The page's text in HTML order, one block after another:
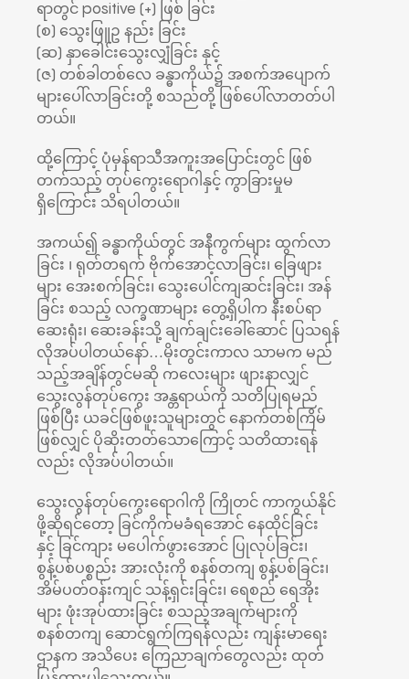
ရာတွင် positive (+) ဖြစ် ခြင်း
(စ) သွေးဖြူဥ နည်း ခြင်း
(ဆ) နှာခေါင်းသွေးလျှံခြင်း နှင့်
(ဇ) တစ်ခါတစ်လေ ခန္ဓာကိုယ်၌ အစက်အပျောက်
များပေါ်လာခြင်းတို့ စသည်တို့ ဖြစ်ပေါ်လာတတ်ပါ
တယ်။
ထို့ကြောင့် ပုံမှန်ရာသီအကူးအပြောင်းတွင် ဖြစ်
တက်သည့် တုပ်ကွေးရောဂါနှင့် ကွာခြားမှုမ
ရှိ‌ကြောင်း သိရပါတယ်။
အကယ်၍ ခန္ဓာကိုယ်တွင် အနီကွက်များ ထွက်လာ
ခြင်း ၊ ရုတ်တရက် ဗိုက်အောင့်လာခြင်း၊ ခြေဖျား
များ အေးစက်ခြင်း၊ သွေးပေါင်ကျဆင်းခြင်း၊ အန်
ခြင်း စသည့် လက္ခဏာများ တွေ့ရှိပါက နီးစပ်ရာ
ဆေးရုံး၊ ဆေးခန်းသို့ ချက်ချင်းခေါ်ဆောင် ပြသရန်
လိုအပ်ပါတယ်နော်…မိုးတွင်းကာလ သာမက မည်
သည့်အချိန်တွင်မဆို ကလေးများ ဖျားနာလျှင်
သွေးလွန်တုပ်ကွေး အန္တရာယ်ကို သတိပြုရမည်
ဖြစ်ပြီး ယခင်ဖြစ်ဖူးသူများတွင် နောက်တစ်ကြိမ်
ဖြစ်လျှင် ပိုဆိုးတတ်သောကြောင့် သတိထားရန်
လည်း လိုအပ်ပါတယ်။
သွေးလွန်တုပ်ကွေးရောဂါကို ကြိုတင် ကာကွယ်နိုင်
ဖို့ဆိုရင်တော့ ခြင်ကိုက်မခံရအောင် နေထိုင်ခြင်း
နှင့် ခြင်ကျား မပေါက်ဖွားအောင် ပြုလုပ်ခြင်း၊
စွန့်ပစ်ပစ္စည်း အားလုံးကို စနစ်တကျ စွန့်ပစ်ခြင်း၊
အိမ်ပတ်ဝန်းကျင် သန့်ရှင်းခြင်း၊ ရေစည် ရေအိုး
များ ဖုံးအုပ်ထားခြင်း စသည့်အချက်များကို
စနစ်တကျ ဆောင်ရွက်ကြရန်လည်း ကျန်းမာရေး
ဌာနက အသိပေး ကြေညာချက်တွေလည်း ထုတ်